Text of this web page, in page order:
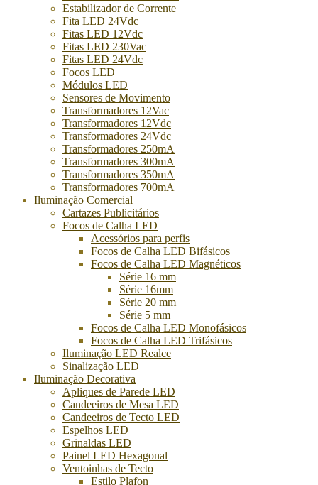
Estabilizador de Corrente
Fita LED 24Vdc
Fitas LED 12Vdc
Fitas LED 230Vac
Fitas LED 24Vdc
Focos LED
Módulos LED
Sensores de Movimento
Transformadores 12Vac
Transformadores 12Vdc
Transformadores 24Vdc
Transformadores 250mA
Transformadores 300mA
Transformadores 350mA
Transformadores 700mA
Iluminação Comercial
Cartazes Publicitários
Focos de Calha LED
Acessórios para perfis
Focos de Calha LED Bifásicos
Focos de Calha LED Magnéticos
Série 16 mm
Série 16mm
Série 20 mm
Série 5 mm
Focos de Calha LED Monofásicos
Focos de Calha LED Trifásicos
Iluminação LED Realce
Sinalização LED
Iluminação Decorativa
Apliques de Parede LED
Candeeiros de Mesa LED
Candeeiros de Tecto LED
Espelhos LED
Grinaldas LED
Painel LED Hexagonal
Ventoinhas de Tecto
Estilo Plafon